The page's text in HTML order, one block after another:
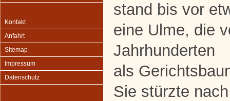
Kontakt
Anfahrt
Sitemap
Impressum
Datenschutz
stand bis vor
eine Ulme, die
Jahrhunderten
als
Sie stürzte